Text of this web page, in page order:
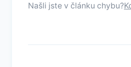
Našli jste v článku chybu?